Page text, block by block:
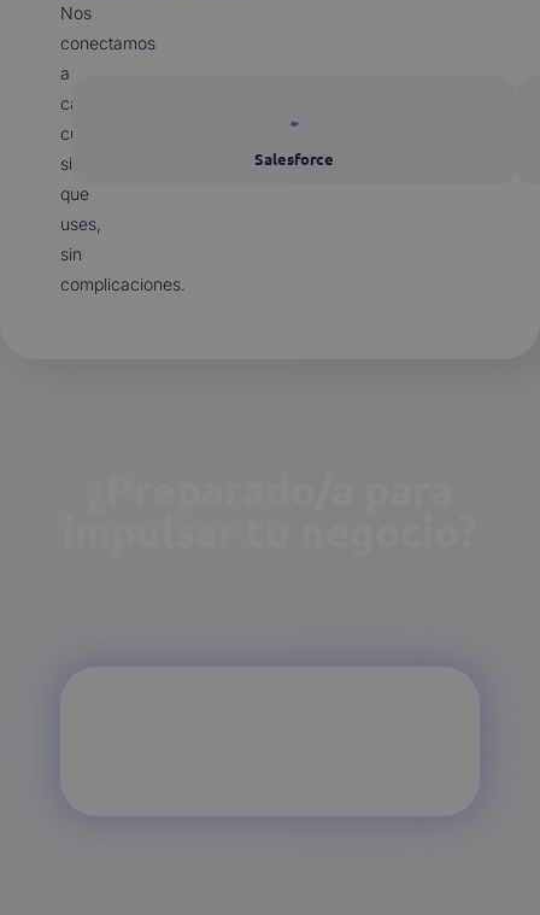
Nos
conectamos
a
casi
cualquier
sistema
que
uses,
sin
complicaciones.
Salesforce